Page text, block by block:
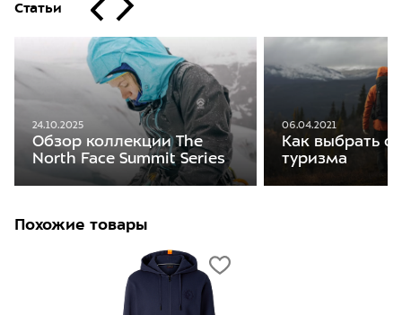
Статьи
24.10.2025
Обзор коллекции The
North Face Summit Series
06.04.2021
Как выбрать
туризма
Похожие товары